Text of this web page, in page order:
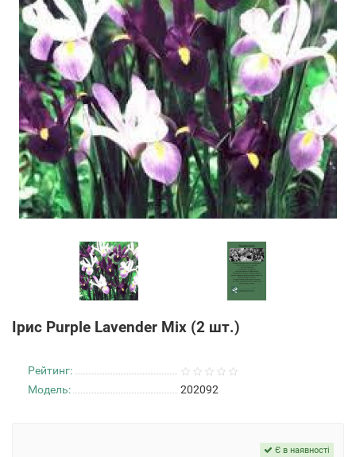
Ірис Purple Lavender Mix (2 шт.)
Рейтинг:
Модель:
202092
Є в наявності